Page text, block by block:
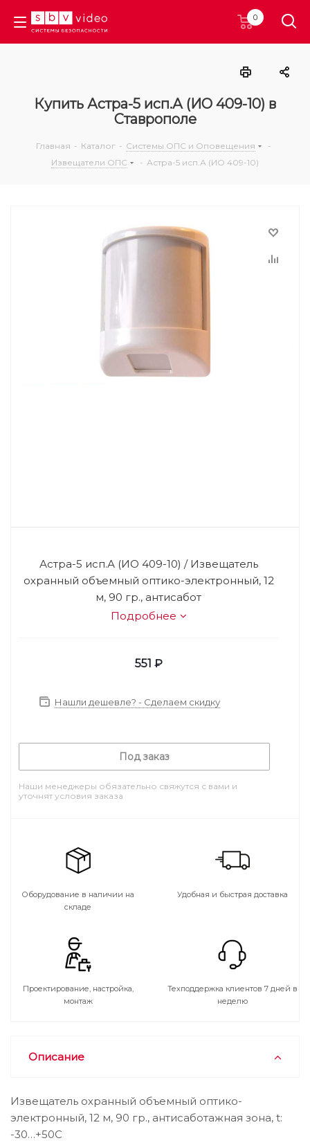
0
Купить Астра-5 исп.А (ИО 409-10) в
Ставрополе
Главная - Каталог - Системы ОПС и Оповещения
-
Извещатели ОПС
- Астра-5 исп.А (ИО 409-10)
Астра-5 исп.А (ИО 409-10) / Извещатель
охранный объемный оптико-электронный, 12
м, 90 гр., антисабот
Подробнее
551 ₽
Нашли дешевле? - Сделаем скидку
Под заказ
Наши менеджеры обязательно свяжутся с вами и
уточнят условия заказа
Оборудование в наличии на
складе
Удобная и быстрая доставка
Проектирование, настройка,
монтаж
Техподдержка клиентов 7 дней в
неделю
Описание
Извещатель охранный объемный оптико-
электронный, 12 м, 90 гр., антисаботажная зона, t:
-30…+50С